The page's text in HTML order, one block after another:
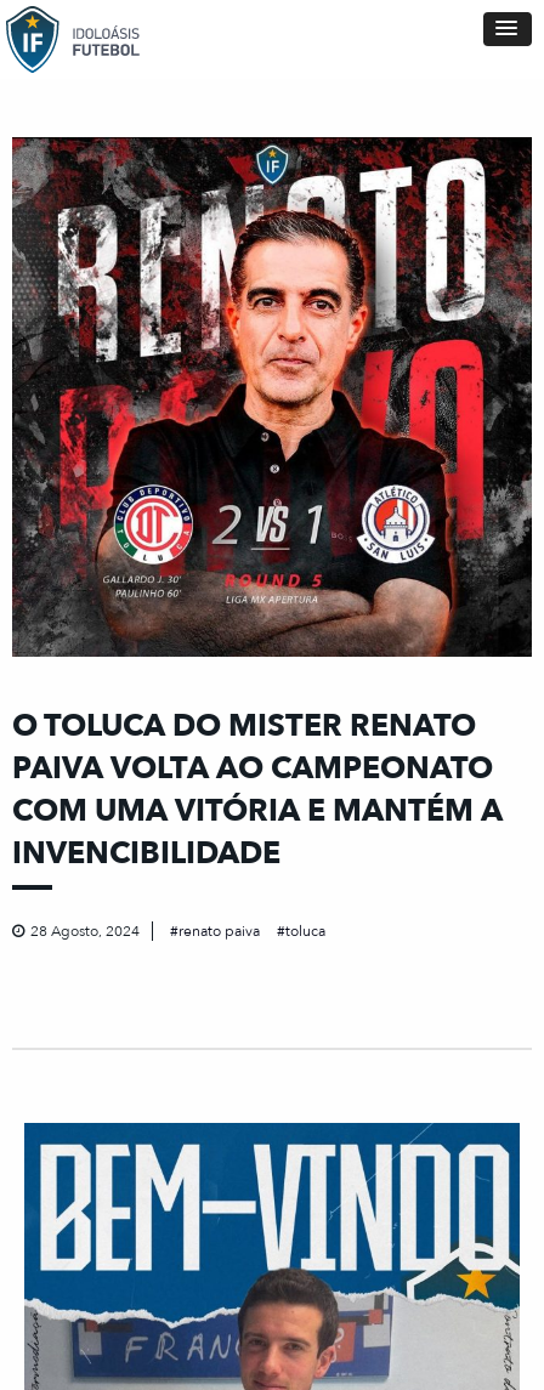
O TOLUCA DO MISTER RENATO
PAIVA VOLTA AO CAMPEONATO
COM UMA VITÓRIA E MANTÉM A
INVENCIBILIDADE
28 Agosto, 2024 renato paiva toluca